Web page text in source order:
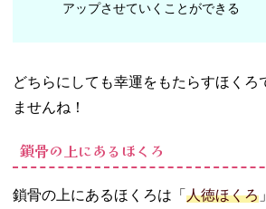
アップさせていくことができる
どちらにしても幸運をもたらすほくろ
ませんね！
鎖骨の上にあるほくろ
鎖骨の上にあるほくろは「 人徳ほくろ